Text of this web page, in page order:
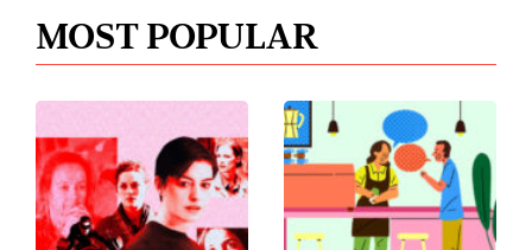
MOST POPULAR